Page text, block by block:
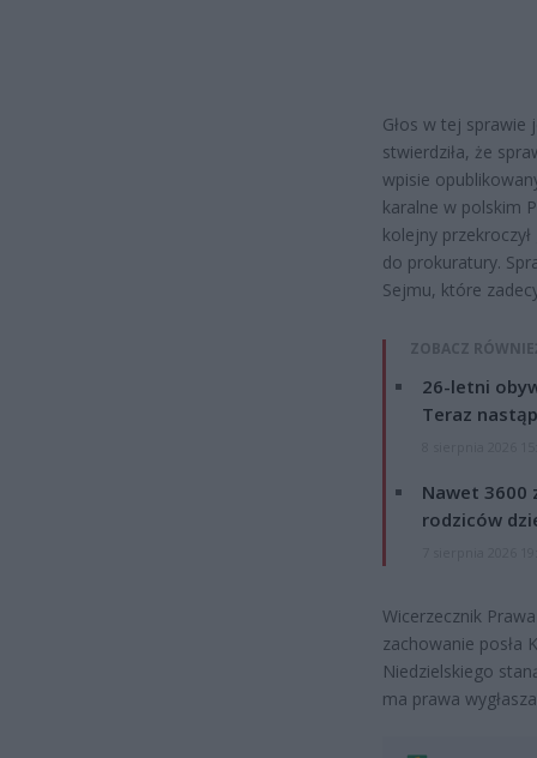
Głos w tej sprawie
stwierdziła, że
wpisie
karalne w polskim
kolejny
do prokuratury.
Sejmu, które
ZOBACZ
26-letni
Teraz
Nawet 3600
rodziców
Wicerzecznik
zachowanie posła
Niedzielskiego
ma prawa